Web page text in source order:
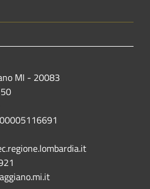
MI - 20083